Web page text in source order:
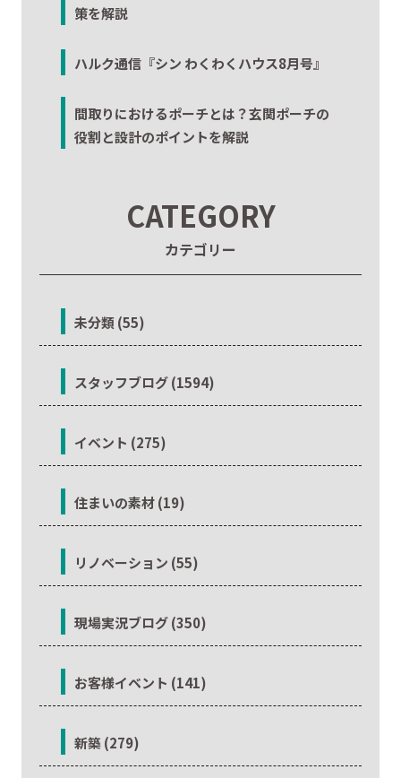
策を解説
ハルク通信『シン わくわくハウス8月号』
間取りにおけるポーチとは？玄関ポーチの
役割と設計のポイントを解説
CATEGORY
カテゴリー
未分類 (55)
スタッフブログ (1594)
イベント (275)
住まいの素材 (19)
リノベーション (55)
現場実況ブログ (350)
お客様イベント (141)
新築 (279)